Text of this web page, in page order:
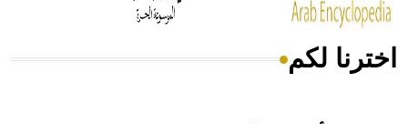
هل تعلم أن الأبسيد كلمة فرنسية اللفظ تم اعتمادها مصطلحاً
اخترنا لكم